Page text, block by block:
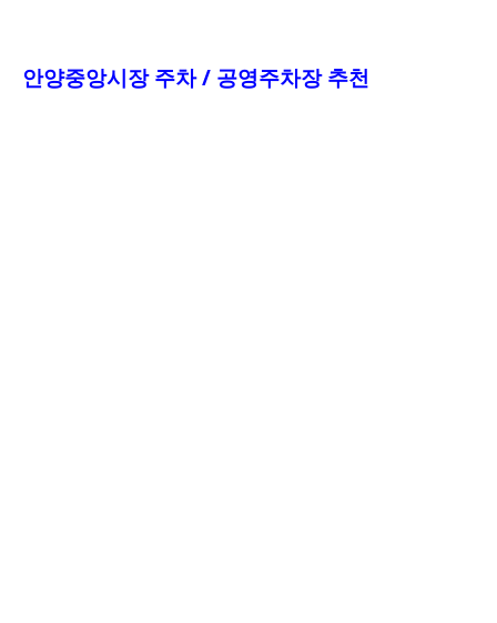
안양중앙시장 주차 / 공영주차장 추천